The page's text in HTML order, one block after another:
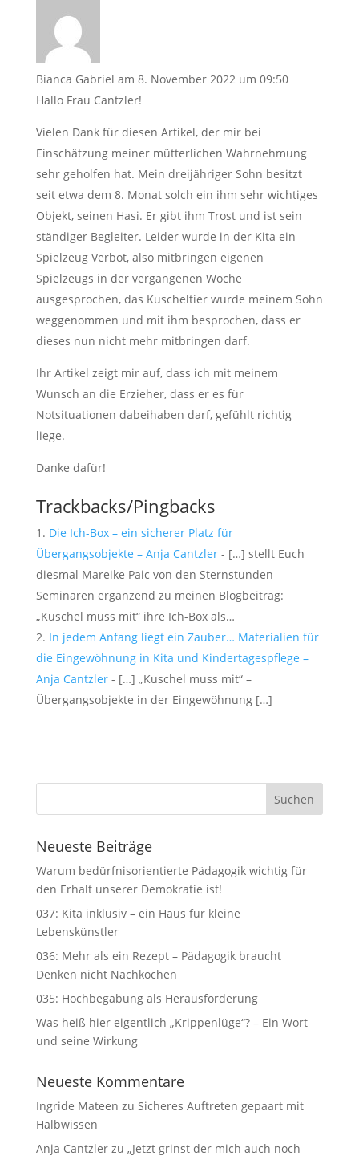
Bianca Gabriel am 8. November 2022 um 09:50
Hallo Frau Cantzler!
Vielen Dank für diesen Artikel, der mir bei
Einschätzung meiner mütterlichen Wahrnehmung
sehr geholfen hat. Mein dreijähriger Sohn besitzt
seit etwa dem 8. Monat solch ein ihm sehr wichtiges
Objekt, seinen Hasi. Er gibt ihm Trost und ist sein
ständiger Begleiter. Leider wurde in der Kita ein
Spielzeug Verbot, also mitbringen eigenen
Spielzeugs in der vergangenen Woche
ausgesprochen, das Kuscheltier wurde meinem Sohn
weggenommen und mit ihm besprochen, dass er
dieses nun nicht mehr mitbringen darf.
Ihr Artikel zeigt mir auf, dass ich mit meinem
Wunsch an die Erzieher, dass er es für
Notsituationen dabeihaben darf, gefühlt richtig
liege.
Danke dafür!
Trackbacks/Pingbacks
Die Ich-Box – ein sicherer Platz für
Übergangsobjekte – Anja Cantzler- […] stellt Euch
diesmal Mareike Paic von den Sternstunden
Seminaren ergänzend zu meinen Blogbeitrag:
„Kuschel muss mit“ ihre Ich-Box als…
In jedem Anfang liegt ein Zauber… Materialien für
die Eingewöhnung in Kita und Kindertagespflege –
Anja Cantzler- […] „Kuschel muss mit“ –
Übergangsobjekte in der Eingewöhnung […]
Neueste Beiträge
Warum bedürfnisorientierte Pädagogik wichtig für
den Erhalt unserer Demokratie ist!
037: Kita inklusiv – ein Haus für kleine
Lebenskünstler
036: Mehr als ein Rezept – Pädagogik braucht
Denken nicht Nachkochen
035: Hochbegabung als Herausforderung
Was heiß hier eigentlich „Krippenlüge“? – Ein Wort
und seine Wirkung
Neueste Kommentare
Ingride Mateen zu Sicheres Auftreten gepaart mit
Halbwissen
Anja Cantzlerzu „Jetzt grinst der mich auch noch